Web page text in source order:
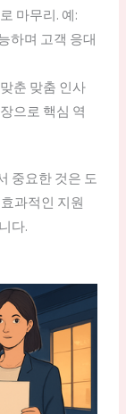
마무리. 예:
하며 고객 응대
춘 맞춤 인사
으로 핵심 역
중요한 것은 도
과적인 지원
다.